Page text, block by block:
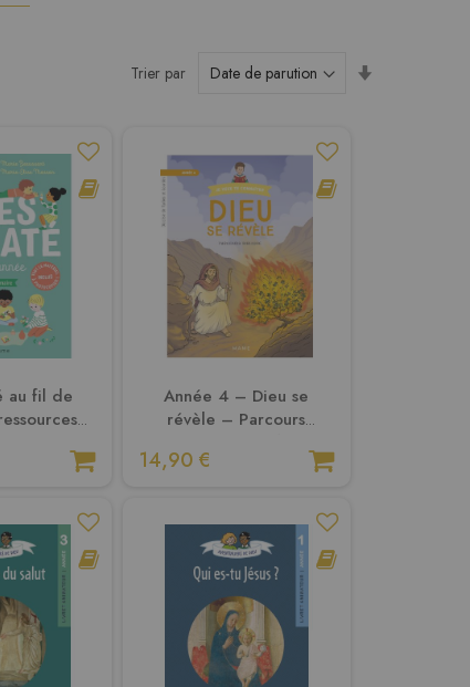
Trier par
au fil de
Année 4 – Dieu se
révèle – Parcours
14,90 €